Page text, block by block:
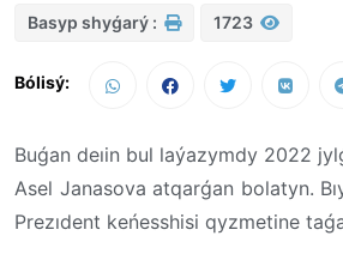
Basyp shyǵarý : 1723
Bólisý:
Buǵan deıin bul laýazymdy 2022
Asel Janasova atqarǵan bolatyn.
Prezıdent keńesshisi qyzmetine